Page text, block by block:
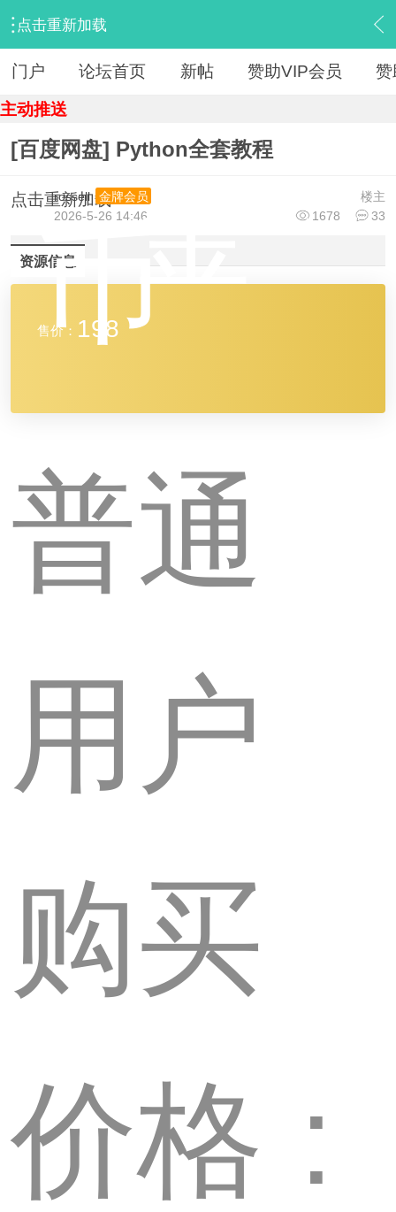
点击重新加载
› 【 资源区 】 › 『IT教程新版』 › 内容
门户 论坛首页 新帖 赞助VIP会员 赞
主动推送
[百度网盘] Python全套教程
点击重新加载 楼主
rossell
金牌会员
1678
33
2026-5-26 14:46
资源信息
售价： 198
金
币
普通
用户
购买
价格 :